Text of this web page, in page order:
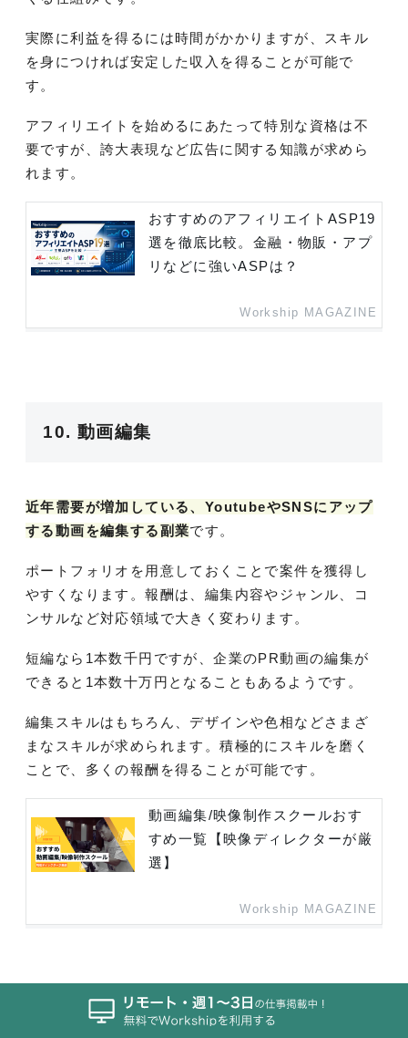
実際に利益を得るには時間がかかりますが、スキル
を身につければ安定した収入を得ることが可能で
す。
アフィリエイトを始めるにあたって特別な資格は不
要ですが、誇大表現など広告に関する知識が求めら
れます。
おすすめのアフィリエイトASP19
選を徹底比較。金融・物販・アプ
リなどに強いASPは？
Workship MAGAZINE
10. 動画編集
近年需要が増加している、YoutubeやSNSにアップ
する動画を編集する副業です。
ポートフォリオを用意しておくことで案件を獲得し
やすくなります。報酬は、編集内容やジャンル、コ
ンサルなど対応領域で大きく変わります。
短編なら1本数千円ですが、企業のPR動画の編集が
できると1本数十万円となることもあるようです。
編集スキルはもちろん、デザインや色相などさまざ
まなスキルが求められます。積極的にスキルを磨く
ことで、多くの報酬を得ることが可能です。
動画編集/映像制作スクールおす
すめ一覧【映像ディレクターが厳
選】
Workship MAGAZINE
11. オンライン秘書